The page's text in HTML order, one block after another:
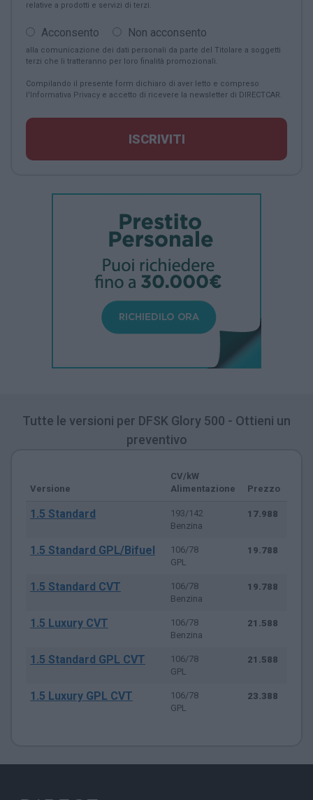
relative a prodotti e servizi di terzi.
Acconsento Non acconsento
alla comunicazione dei dati personali da parte del Titolare a soggetti
terzi che li tratteranno per loro finalità promozionali.
Compilando il presente form dichiaro di aver letto e compreso
l' Informativa Privacy e accetto di ricevere la newsletter di DIRECTCAR.
ISCRIVITI
Tutte le versioni per DFSK Glory 500 - Ottieni un
preventivo
Versione
CV/kW
Alimentazione
Prezzo
1.5 Standard
193/142
Benzina
17.988
1.5 Standard GPL/Bifuel
106/78
GPL
19.788
1.5 Standard CVT
106/78
Benzina
19.788
1.5 Luxury CVT
106/78
Benzina
21.588
1.5 Standard GPL CVT
106/78
GPL
21.588
1.5 Luxury GPL CVT
106/78
GPL
23.388